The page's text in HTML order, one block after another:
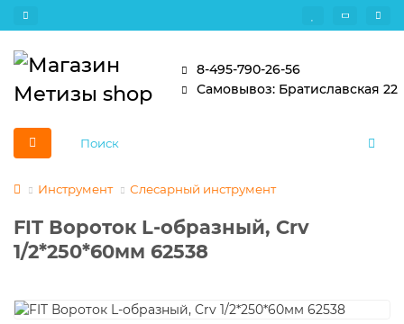
8-495-790-26-56
Самовывоз: Братиславская 22
Инструмент Слесарный инструмент
FIT Вороток L-образный, Crv
1/2*250*60мм 62538